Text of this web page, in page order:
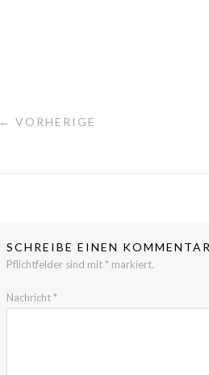
← VORHERIGE
SCHREIBE EINEN KOMMENTAR
Pflichtfelder sind mit* markiert.
Nachricht*